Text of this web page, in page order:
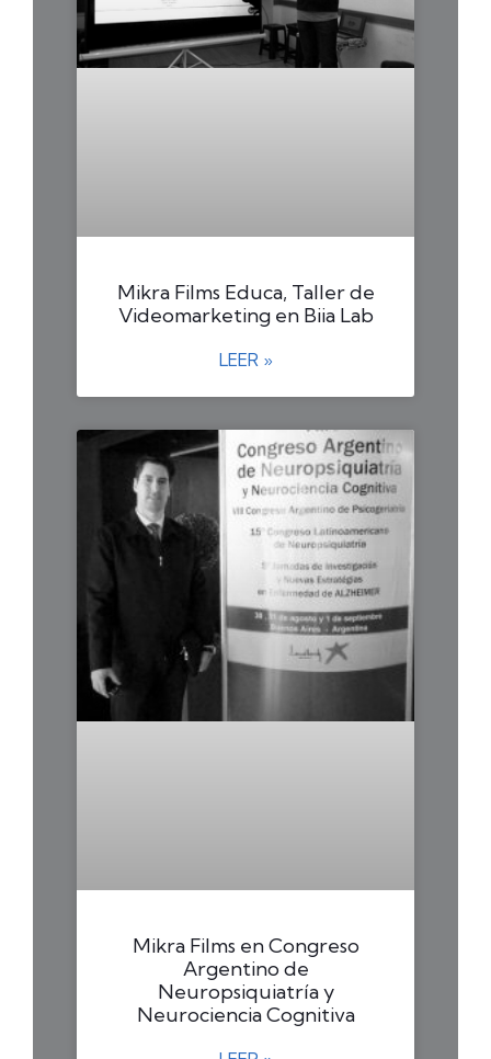
Mikra Films Educa, Taller de
Videomarketing en Biia Lab
LEER »
Mikra Films en Congreso
Argentino de
Neuropsiquiatría y
Neurociencia Cognitiva